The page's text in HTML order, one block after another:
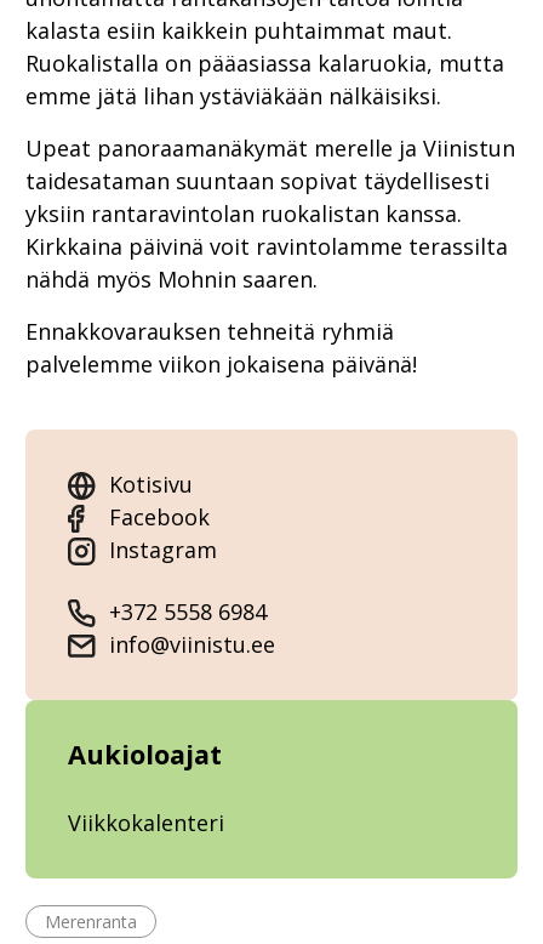
kalasta esiin kaikkein puhtaimmat maut.
Ruokalistalla on pääasiassa kalaruokia, mutta
emme jätä lihan ystäviäkään nälkäisiksi.
Upeat panoraamanäkymät merelle ja Viinistun
taidesataman suuntaan sopivat täydellisesti
yksiin rantaravintolan ruokalistan kanssa.
Kirkkaina päivinä voit ravintolamme terassilta
nähdä myös Mohnin saaren.
Ennakkovarauksen tehneitä ryhmiä
palvelemme viikon jokaisena päivänä!
Kotisivu
Facebook
Instagram
+372 5558 6984
info@viinistu.ee
Aukioloajat
Viikkokalenteri
Merenranta